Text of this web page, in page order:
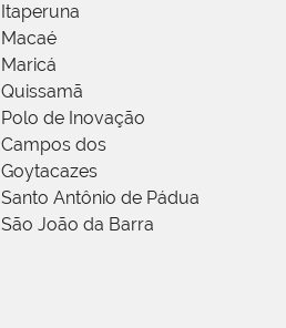
Itaperuna
Macaé
Maricá
Quissamã
Polo de Inovação
Campos dos
Goytacazes
Santo Antônio de Pádua
São João da Barra